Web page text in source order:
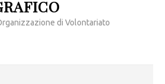
di Volontariato